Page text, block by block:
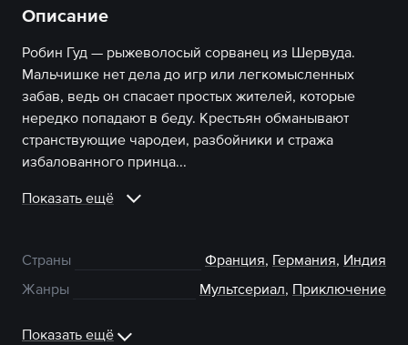
Описание
Робин Гуд — рыжеволосый сорванец из Шервуда.
Мальчишке нет дела до игр или легкомысленных
забав, ведь он спасает простых жителей, которые
нередко попадают в беду. Крестьян обманывают
странствующие чародеи, разбойники и стража
избалованного принца...
Показать ещё
Страны Франция, Германия, Индия
Жанры
Мультсериал, Приключение
Показать ещё